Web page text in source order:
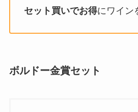
セット買いでお得にワイン
ボルドー金賞セット